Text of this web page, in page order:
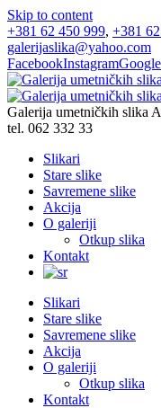
Skip to content
+381 62 450 999, +381
galerijaslika@yahoo.com
FacebookInstagram
Galerija umetničkih slika
tel. 062 332 33
Slikari
Stare slike
Savremene slike
Akcija
O galeriji
Otkup slika
Kontakt
Slikari
Stare slike
Savremene slike
Akcija
O galeriji
Otkup slika
Kontakt